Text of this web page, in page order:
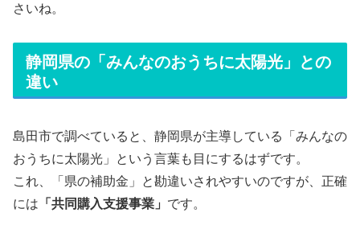
さいね。
静岡県の「みんなのおうちに太陽光」との
違い
島田市で調べていると、静岡県が主導している「みんなの
おうちに太陽光」という言葉も目にするはずです。
これ、「県の補助金」と勘違いされやすいのですが、正確
には 「共同購入支援事業」 です。